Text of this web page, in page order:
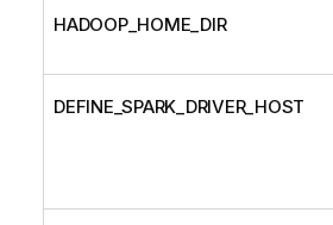
HADOOP_HOME_DIR
DEFINE_SPARK_DRIVER_HOST